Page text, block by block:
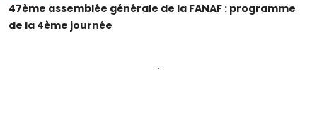
47ème assemblée générale de la FANAF : programme
de la 4ème journée